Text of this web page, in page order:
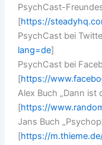
PsychCast-
[https://
PsychCast bei
lang=de​]
PsychCast bei
[https://
Alex Buch „Dann
[https://
Jans Buch
[https://